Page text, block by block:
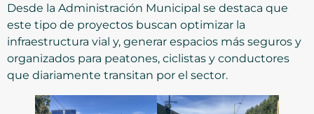
Desde la Administración Municipal se destaca que
este tipo de proyectos buscan optimizar la
infraestructura vial y, generar espacios más seguros y
organizados para peatones, ciclistas y conductores
que diariamente transitan por el sector.